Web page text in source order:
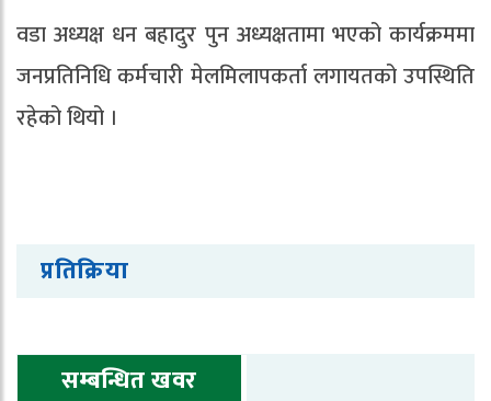
वडा अध्यक्ष धन बहादुर पुन अध्यक्षतामा भएको कार्यक्रममा
जनप्रतिनिधि कर्मचारी मेलमिलापकर्ता लगायतको उपस्थिति
रहेको थियो ।
प्रतिक्रिया
सम्बन्धित खवर